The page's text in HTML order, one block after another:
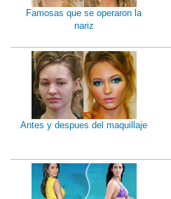
Famosas que se operaron la
nariz
Antes y despues del maquillaje